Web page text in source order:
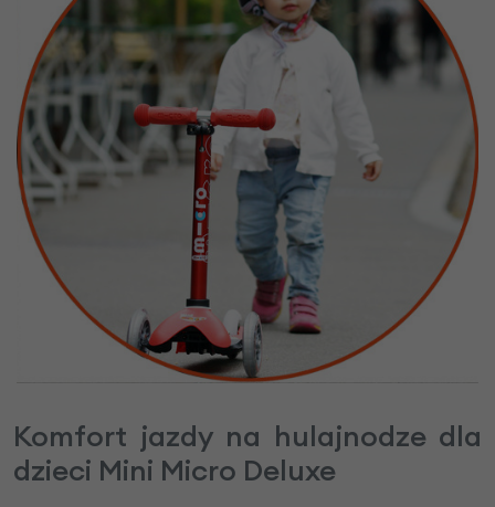
Komfort jazdy na hulajnodze dla
dzieci Mini Micro Deluxe